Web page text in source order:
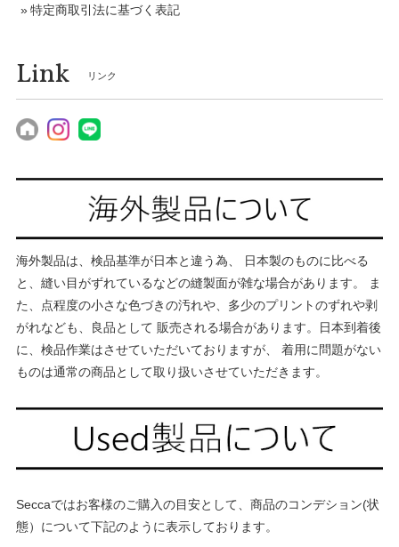
特定商取引法に基づく表記
Link リンク
海外製品は、検品基準が日本と違う為、 日本製のものに比べる
と、縫い目がずれているなどの縫製面が雑な場合があります。 ま
た、点程度の小さな色づきの汚れや、多少のプリントのずれや剥
がれなども、良品として 販売される場合があります。日本到着後
に、検品作業はさせていただいておりますが、 着用に問題がない
ものは通常の商品として取り扱いさせていただきます。
Seccaではお客様のご購入の目安として、商品のコンデション(状
態）について下記のように表示しております。